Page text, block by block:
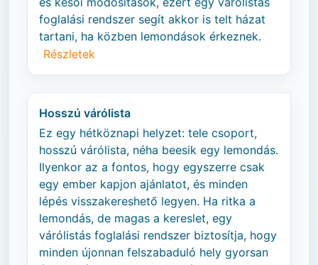
foglalási rendszer segít akkor is telt házat
tartani, ha közben lemondások érkeznek.
Részletek
Hosszú várólista
Ez egy hétköznapi helyzet: tele csoport,
hosszú várólista, néha beesik egy lemondás.
Ilyenkor az a fontos, hogy egyszerre csak
egy ember kapjon ajánlatot, és minden
lépés visszakereshető legyen. Ha ritka a
lemondás, de magas a kereslet, egy
várólistás foglalási rendszer biztosítja, hogy
minden újonnan felszabaduló hely gyorsan